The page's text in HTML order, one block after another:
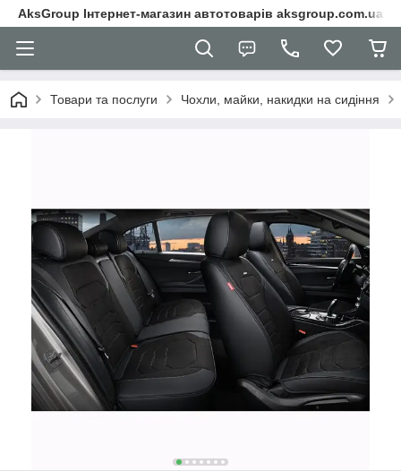
AksGroup Інтернет-магазин автотоварів aksgroup.com.ua
Товари та послуги Чохли, майки, накидки на сидіння